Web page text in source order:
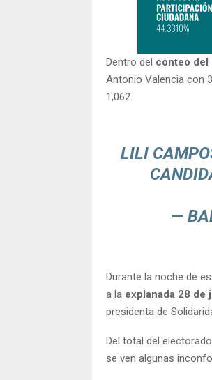
Dentro del conteo del
Antonio Valencia con
1,062.
LILI
—
Durante la noche de
a la explanada 28 de
presidenta de
Del total del electorado
se ven algunas